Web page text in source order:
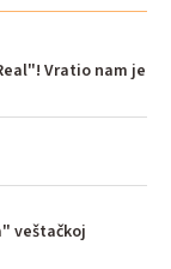
Vratio nam je
veštačkoj